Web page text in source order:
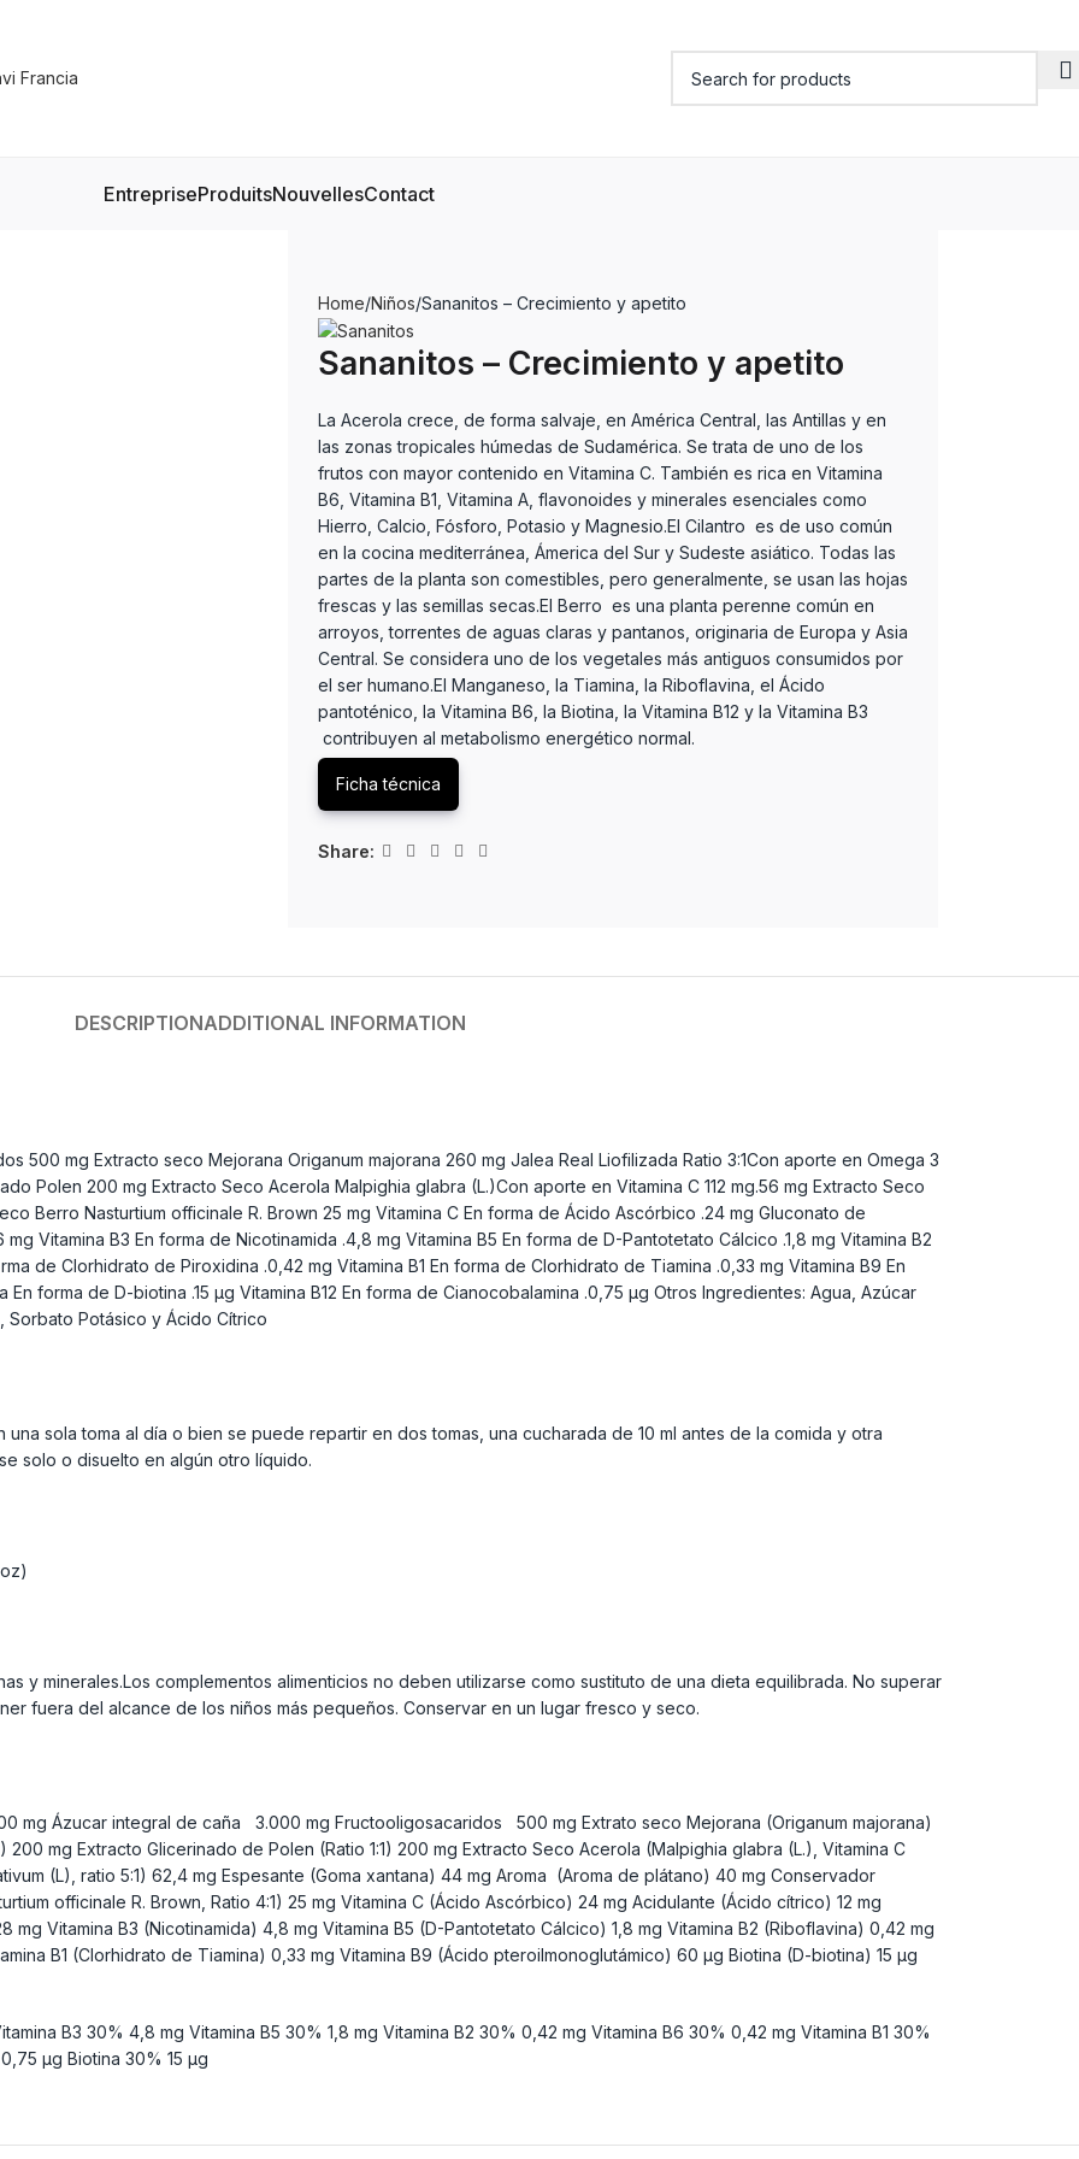
EntrepriseProduitsNouvellesContact
Home Niños Sananitos – Crecimiento y apetito
Sananitos – Crecimiento y apetito
La Acerola crece, de forma salvaje, en América Central, las Antillas y en
las zonas tropicales húmedas de Sudamérica. Se trata de uno de los
frutos con mayor contenido en Vitamina C. También es rica en Vitamina
B6, Vitamina B1, Vitamina A, flavonoides y minerales esenciales como
Hierro, Calcio, Fósforo, Potasio y Magnesio.El Cilantro es de uso común
en la cocina mediterránea, Ámerica del Sur y Sudeste asiático. Todas las
partes de la planta son comestibles, pero generalmente, se usan las hojas
frescas y las semillas secas.El Berro es una planta perenne común en
arroyos, torrentes de aguas claras y pantanos, originaria de Europa y Asia
Central. Se considera uno de los vegetales más antiguos consumidos por
el ser humano.El Manganeso, la Tiamina, la Riboflavina, el Ácido
pantoténico, la Vitamina B6, la Biotina, la Vitamina B12 y la Vitamina B3
contribuyen al metabolismo energético normal.
Ficha técnica
Share:
DESCRIPTIONADDITIONAL INFORMATION
500 mg Extracto seco Mejorana Origanum majorana 260 mg Jalea Real Liofilizada Ratio 3:1Con aporte en Omega 3
Polen 200 mg Extracto Seco Acerola Malpighia glabra (L.)Con aporte en Vitamina C 112 mg.56 mg Extracto Seco
Berro Nasturtium officinale R. Brown 25 mg Vitamina C En forma de Ácido Ascórbico .24 mg Gluconato de
Vitamina B3 En forma de Nicotinamida .4,8 mg Vitamina B5 En forma de D-Pantotetato Cálcico .1,8 mg Vitamina B2
de Clorhidrato de Piroxidina .0,42 mg Vitamina B1 En forma de Clorhidrato de Tiamina .0,33 mg Vitamina B9 En
forma de D-biotina .15 µg Vitamina B12 En forma de Cianocobalamina .0,75 µg Otros Ingredientes: Agua, Azúcar
Sorbato Potásico y Ácido Cítrico
sola toma al día o bien se puede repartir en dos tomas, una cucharada de 10 ml antes de la comida y otra
solo o disuelto en algún otro líquido.
y minerales.Los complementos alimenticios no deben utilizarse como sustituto de una dieta equilibrada. No superar
fuera del alcance de los niños más pequeños. Conservar en un lugar fresco y seco.
mg Ázucar integral de caña 3.000 mg Fructooligosacaridos 500 mg Extrato seco Mejorana (Origanum majorana)
200 mg Extracto Glicerinado de Polen (Ratio 1:1) 200 mg Extracto Seco Acerola (Malpighia glabra (L.), Vitamina C
(L), ratio 5:1) 62,4 mg Espesante (Goma xantana) 44 mg Aroma (Aroma de plátano) 40 mg Conservador
officinale R. Brown, Ratio 4:1) 25 mg Vitamina C (Ácido Ascórbico) 24 mg Acidulante (Ácido cítrico) 12 mg
mg Vitamina B3 (Nicotinamida) 4,8 mg Vitamina B5 (D-Pantotetato Cálcico) 1,8 mg Vitamina B2 (Riboflavina) 0,42 mg
B1 (Clorhidrato de Tiamina) 0,33 mg Vitamina B9 (Ácido pteroilmonoglutámico) 60 µg Biotina (D-biotina) 15 µg
B3 30% 4,8 mg Vitamina B5 30% 1,8 mg Vitamina B2 30% 0,42 mg Vitamina B6 30% 0,42 mg Vitamina B1 30%
µg Biotina 30% 15 µg